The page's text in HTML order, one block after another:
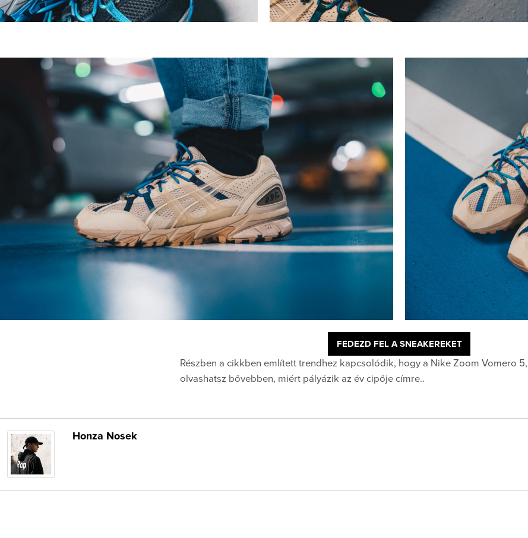
FEDEZD FEL A SNEAKEREKET
Részben a cikkben említett trendhez kapcsolódik, hogy a Nike Zoom Vomero
olvashatsz bővebben, miért pályázik az év cipője címre..
Honza Nosek